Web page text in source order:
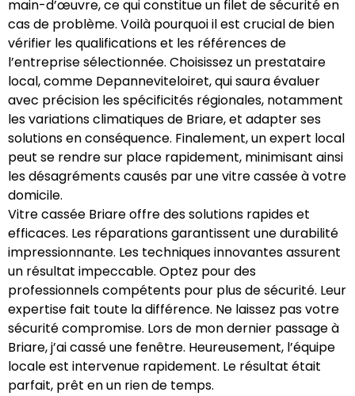
main-d’œuvre, ce qui constitue un filet de sécurité en
cas de problème. Voilà pourquoi il est crucial de bien
vérifier les qualifications et les références de
l’entreprise sélectionnée. Choisissez un prestataire
local, comme Depanneviteloiret, qui saura évaluer
avec précision les spécificités régionales, notamment
les variations climatiques de Briare, et adapter ses
solutions en conséquence. Finalement, un expert local
peut se rendre sur place rapidement, minimisant ainsi
les désagréments causés par une vitre cassée à votre
domicile.
Vitre cassée Briare offre des solutions rapides et
efficaces. Les réparations garantissent une durabilité
impressionnante. Les techniques innovantes assurent
un résultat impeccable. Optez pour des
professionnels compétents pour plus de sécurité. Leur
expertise fait toute la différence. Ne laissez pas votre
sécurité compromise. Lors de mon dernier passage à
Briare, j’ai cassé une fenêtre. Heureusement, l’équipe
locale est intervenue rapidement. Le résultat était
parfait, prêt en un rien de temps.